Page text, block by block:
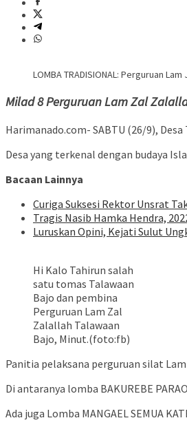
LOMBA TRADISIONAL: Perguruan
Milad 8 Perguruan Lam Zal
Harimanado.com- SABTU (26/9),
Desa yang terkenal dengan budaya
Bacaan Lainnya
Curiga Suksesi Rektor Unsrat
Tragis Nasib Hamka Hendra,
Luruskan Opini, Kejati Sulut
Hi Kalo Tahirun salah
satu tomas Talawaan
Bajo dan pembina
Perguruan Lam Zal
Zalallah Talawaan
Bajo, Minut.(foto:fb)
Panitia pelaksana perguruan silat
Di antaranya lomba BAKUREBE
Ada juga Lomba MANGAEL SEMUA